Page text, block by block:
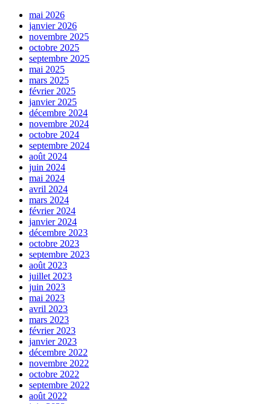
mai 2026
janvier 2026
novembre 2025
octobre 2025
septembre 2025
mai 2025
mars 2025
février 2025
janvier 2025
décembre 2024
novembre 2024
octobre 2024
septembre 2024
août 2024
juin 2024
mai 2024
avril 2024
mars 2024
février 2024
janvier 2024
décembre 2023
octobre 2023
septembre 2023
août 2023
juillet 2023
juin 2023
mai 2023
avril 2023
mars 2023
février 2023
janvier 2023
décembre 2022
novembre 2022
octobre 2022
septembre 2022
août 2022